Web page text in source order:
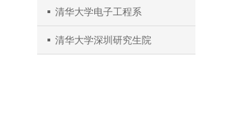
清华大学电子工程系
清华大学深圳研究生院